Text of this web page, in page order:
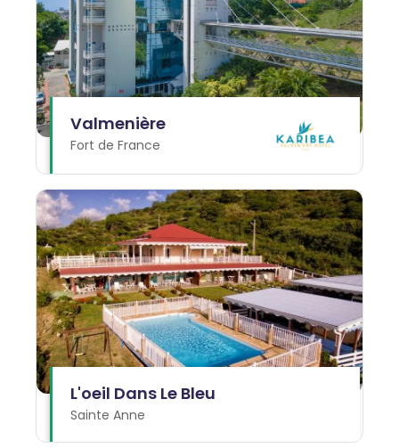
Valmenière
Fort de France
L'oeil Dans Le Bleu
Sainte Anne